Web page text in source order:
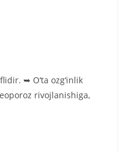
➥ O‘ta ozg‘inlik
rivojlanishiga,